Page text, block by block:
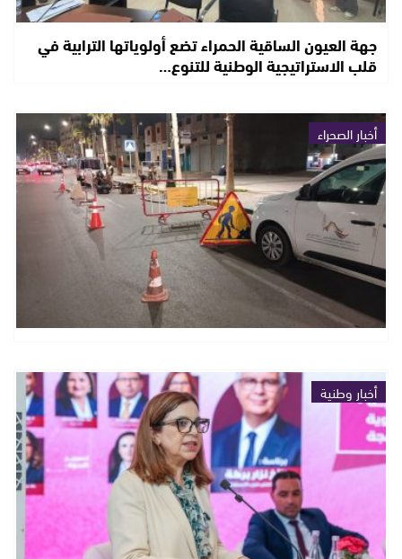
جهة العيون الساقية الحمراء تضع أولوياتها الترابية في
قلب الاستراتيجية الوطنية للتنوع…
أخبار الصحراء
أخبار وطنية